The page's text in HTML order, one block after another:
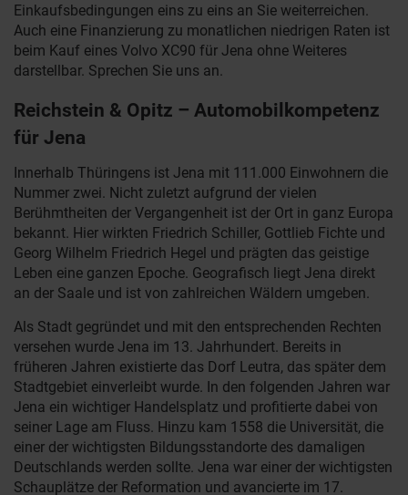
Einkaufsbedingungen eins zu eins an Sie weiterreichen.
Auch eine Finanzierung zu monatlichen niedrigen Raten ist
beim Kauf eines Volvo XC90 für Jena ohne Weiteres
darstellbar. Sprechen Sie uns an.
Reichstein & Opitz – Automobilkompetenz
für Jena
Innerhalb Thüringens ist Jena mit 111.000 Einwohnern die
Nummer zwei. Nicht zuletzt aufgrund der vielen
Berühmtheiten der Vergangenheit ist der Ort in ganz Europa
bekannt. Hier wirkten Friedrich Schiller, Gottlieb Fichte und
Georg Wilhelm Friedrich Hegel und prägten das geistige
Leben eine ganzen Epoche. Geografisch liegt Jena direkt
an der Saale und ist von zahlreichen Wäldern umgeben.
Als Stadt gegründet und mit den entsprechenden Rechten
versehen wurde Jena im 13. Jahrhundert. Bereits in
früheren Jahren existierte das Dorf Leutra, das später dem
Stadtgebiet einverleibt wurde. In den folgenden Jahren war
Jena ein wichtiger Handelsplatz und profitierte dabei von
seiner Lage am Fluss. Hinzu kam 1558 die Universität, die
einer der wichtigsten Bildungsstandorte des damaligen
Deutschlands werden sollte. Jena war einer der wichtigsten
Schauplätze der Reformation und avancierte im 17.